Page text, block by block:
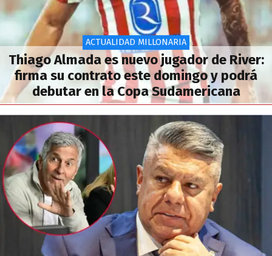
ACTUALIDAD MILLONARIA
Thiago Almada es nuevo jugador de River:
firma su contrato este domingo y podrá
debutar en la Copa Sudamericana